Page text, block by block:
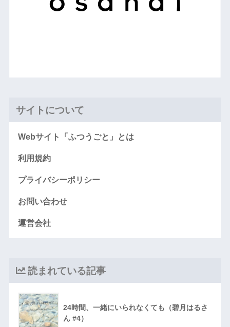
サイトについて
Webサイト「ふつうごと」とは
利用規約
プライバシーポリシー
お問い合わせ
運営会社
読まれている記事
24時間、一緒にいられなくても（碧月はるさ
ん #4）